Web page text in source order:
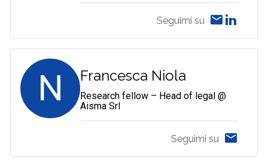
Seguimi su
N Francesca Niola
Research fellow – Head of legal @
Aisma Srl
Seguimi su